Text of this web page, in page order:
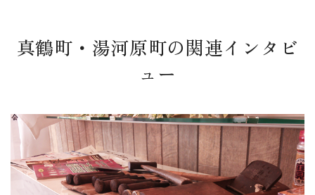
真鶴町・湯河原町の関連インタビ
ュー